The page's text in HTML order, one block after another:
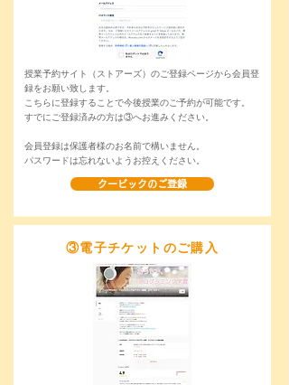
授業予約サイト（ストアーズ）のご登録ページから会員登
録をお願い致します。
こちらに登録することで今後授業のご予約が可能です。
すでにご登録済みの方は③へお進みください。
会員登録は保護者様のお名前で構いません。
パスワードは忘れないようお控えください。
クービックのご登録
​③電子チケットのご購入